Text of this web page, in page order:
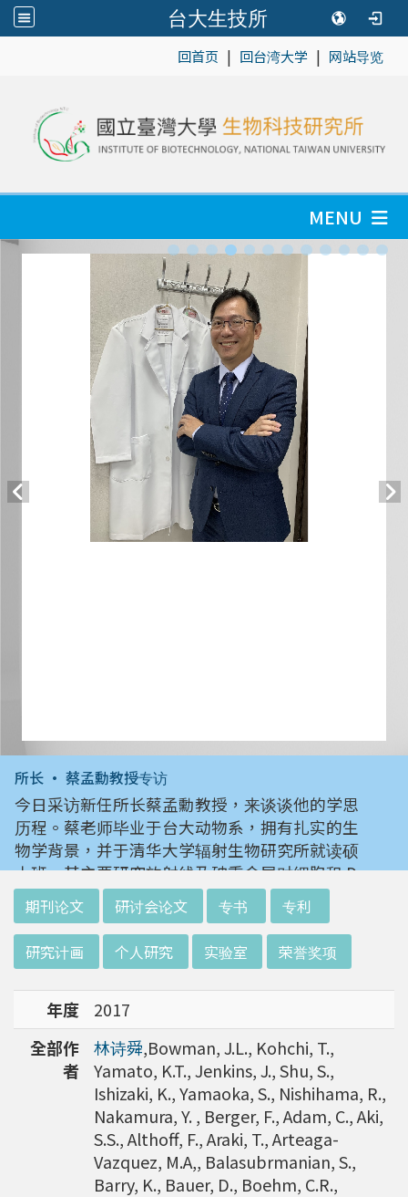
台大生技所
回首页 | 回台湾大学 | 网站导览
MENU
所长 • 蔡孟勳教授专访
今日采访新任所长蔡孟勳教授，来谈谈他的学思
历程。蔡老师毕业于台大动物系，拥有扎实的生
物学背景，并于清华大学辐射生物研究所就读硕
士班。其主要研究放射线及砷重金属对细胞和 D
NA 的伤害及细胞表型的改变。就读阳明大学博
士班时，选定研究长期暴露于低剂量辐射钢筋下
对人体的影响，并比较其他国家高剂量暴露下的
不同影响。在美国国家卫生研究院从事博士后研
究时，开始了以微阵列技术探讨致癌物质，如重
金属以及辐射线等对肿瘤细胞的影响，同时有效
率分析以及整合生物芯片所产出之大数据。蔡老
师于1996年回到台湾大学任教后，继续以生物
芯片搭配生物资讯等为工具，开发专一性生物指
标，应用于精准农业以及侦测癌细胞转移或复发
等在精准医疗上的应用。同时，蔡老师运用次世
代定序了解台湾乳癌病患中基因体中的变异以及
演化，试图了解癌症复发机制。同时透过次世代
定序解出台湾帝雉全基因体资讯。这样的讯息是
期刊论文 研讨会论文 专书 专利
研究计画 个人研究 实验室 荣誉奖项
年度
2017
全部作
者
林诗舜,Bowman, J.L., Kohchi, T.,
Yamato, K.T., Jenkins, J., Shu, S.,
Ishizaki, K., Yamaoka, S., Nishihama, R.,
Nakamura, Y. , Berger, F., Adam, C., Aki,
S.S., Althoff, F., Araki, T., Arteaga-
Vazquez, M.A,, Balasubrmanian, S.,
Barry, K., Bauer, D., Boehm, C.R.,